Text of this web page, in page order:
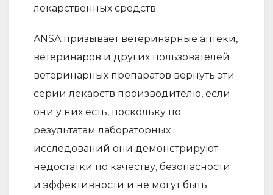
лекарственных средств.
ANSA призывает ветеринарные аптеки,
ветеринаров и других пользователей
ветеринарных препаратов вернуть эти
серии лекарств производителю, если
они у них есть, поскольку по
результатам лабораторных
исследований они демонстрируют
недостатки по качеству, безопасности
и эффективности и не могут быть